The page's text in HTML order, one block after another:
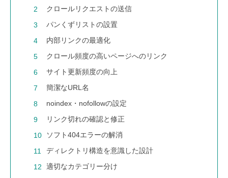
クロールリクエストの送信
パンくずリストの設置
内部リンクの最適化
クロール頻度の高いページへのリンク
サイト更新頻度の向上
簡潔なURL名
noindex・nofollowの設定
リンク切れの確認と修正
ソフト404エラーの解消
ディレクトリ構造を意識した設計
適切なカテゴリー分け